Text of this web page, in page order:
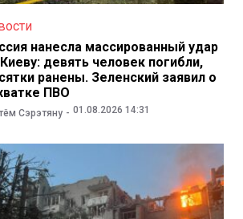
нанесла массированный удар
девять человек погибли,
ранены. Зеленский заявил о
ПВО
Сэрэтяну 01.08.2026 14:31